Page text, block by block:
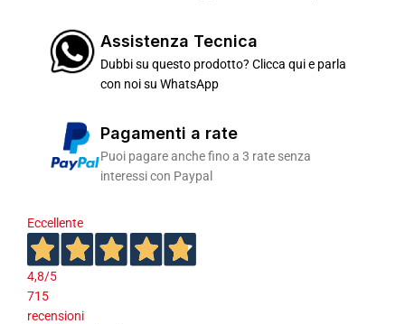
Assistenza Tecnica
Dubbi su questo prodotto? Clicca qui e parla
con noi su WhatsApp
Pagamenti a rate
Puoi pagare anche fino a 3 rate senza
interessi con Paypal
Eccellente
4,8/5
715
recensioni